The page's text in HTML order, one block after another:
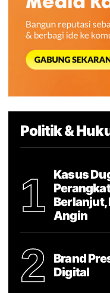
Politik &
1
Kasus
Berlanjut,
Angin
2
Brand
Digital